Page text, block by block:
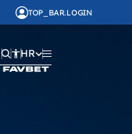
TOP_BAR.LOGIN
HR